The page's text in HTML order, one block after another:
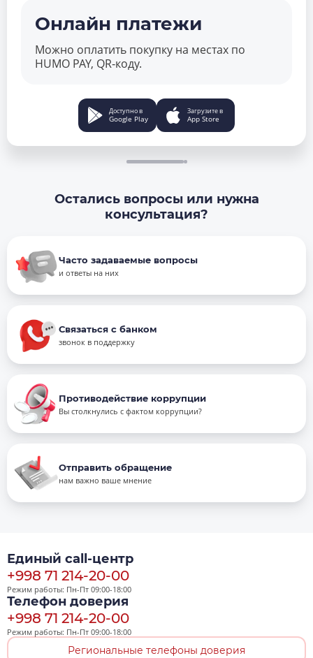
Онлайн платежи
Можно оплатить покупку на местах по
HUMO PAY, QR‑коду.
Доступно в
Google Play
Загрузите в
App Store
Остались вопросы или нужна
консультация?
Часто задаваемые вопросы
и ответы на них
Связаться с банком
звонок в поддержку
Противодействие коррупции
Вы столкнулись с фактом коррупции?
Отправить обращение
нам важно ваше мнение
Единый call-центр
+998 71 214-20-00
Режим работы: Пн-Пт 09:00-18:00
Телефон доверия
+998 71 214-20-00
Режим работы: Пн-Пт 09:00-18:00
Региональные телефоны доверия